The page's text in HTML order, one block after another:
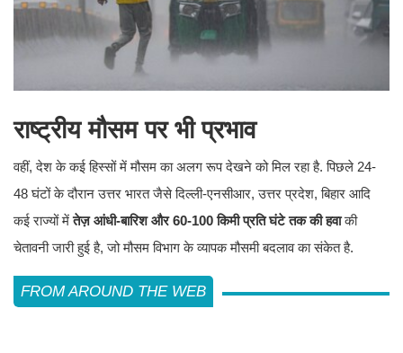
राष्ट्रीय मौसम पर भी प्रभाव
वहीं, देश के कई हिस्सों में मौसम का अलग रूप देखने को मिल रहा है. पिछले 24-
48 घंटों के दौरान उत्तर भारत जैसे दिल्ली-एनसीआर, उत्तर प्रदेश, बिहार आदि
कई राज्यों मेंतेज़ आंधी-बारिश और 60-100 किमी प्रति घंटे तक की हवाकी
चेतावनी जारी हुई है, जो मौसम विभाग के व्यापक मौसमी बदलाव का संकेत है.
FROM AROUND THE WEB